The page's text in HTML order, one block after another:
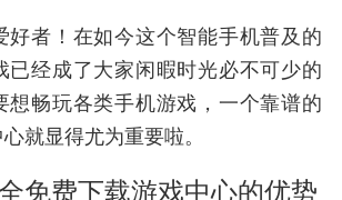
好者！在如今这个智能手机普及的
已经成了大家闲暇时光必不可少的
想畅玩各类手机游戏，一个靠谱的
就显得尤为重要啦。
免费下载游戏中心的优势